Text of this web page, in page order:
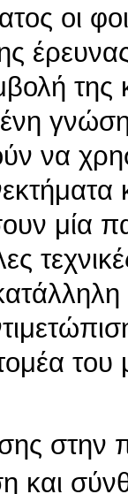
οι
να
μία
του
στην
και